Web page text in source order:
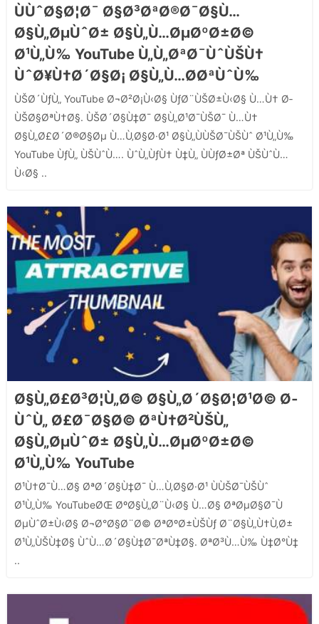
ÙÙˆØ§Ø¦Ø¯ Ø§Ø³ØªØ®Ø¯Ø§Ù…
Ø§Ù„ØµÙˆØ± Ø§Ù„Ù…ØµØºØ±Ø©
Ø¹Ù„Ù‰ YouTube Ù„Ù„ØªØ¯ÙˆÙŠÙ†
ÙˆØ¥Ù†Ø´Ø§Ø¡ Ø§Ù„Ù…Ø­ØªÙˆÙ‰
ÙŠØ´ÙƒÙ„ YouTube Ø¬Ø²Ø¡Ù‹Ø§ ÙƒØ¨ÙŠØ±Ù‹Ø§ Ù…Ù† Ø­
ÙŠØ§ØªÙ†Ø§. ÙŠØ´Ø§Ù‡Ø¯ Ø§Ù„Ø¹Ø¯ÙŠØ¯ Ù…Ù†
Ø§Ù„Ø£Ø´Ø®Ø§Øµ Ù…Ù‚Ø§Ø·Ø¹ Ø§Ù„ÙÙŠØ¯ÙŠÙˆ Ø¹Ù„Ù‰
YouTube ÙƒÙ„ ÙŠÙˆÙ…. ÙˆÙ„ÙƒÙ† Ù‡Ù„ ÙÙƒØ±Øª ÙŠÙˆÙ…
Ù‹Ø§ ..
Ø§Ù„Ø£Ø³Ø¦Ù„Ø© Ø§Ù„Ø´Ø§Ø¦Ø¹Ø© Ø­
ÙˆÙ„ Ø£Ø¯Ø§Ø© ØªÙ†Ø²ÙŠÙ„
Ø§Ù„ØµÙˆØ± Ø§Ù„Ù…ØµØºØ±Ø©
Ø¹Ù„Ù‰ YouTube
Ø¹Ù†Ø¯Ù…Ø§ ØªØ´Ø§Ù‡Ø¯ Ù…Ù‚Ø§Ø·Ø¹ ÙÙŠØ¯ÙŠÙˆ
Ø¹Ù„Ù‰ YouTubeØŒ ØºØ§Ù„Ø¨Ù‹Ø§ Ù…Ø§ ØªØµØ§Ø¯Ù
ØµÙˆØ±Ù‹Ø§ Ø¬Ø°Ø§Ø¨Ø© ØªØºØ±ÙŠÙƒ Ø¨Ø§Ù„Ù†Ù‚Ø±
Ø¹Ù„ÙŠÙ‡Ø§ ÙˆÙ…Ø´Ø§Ù‡Ø¯ØªÙ‡Ø§. ØªØ³Ù…Ù‰ Ù‡Ø°Ù‡
..